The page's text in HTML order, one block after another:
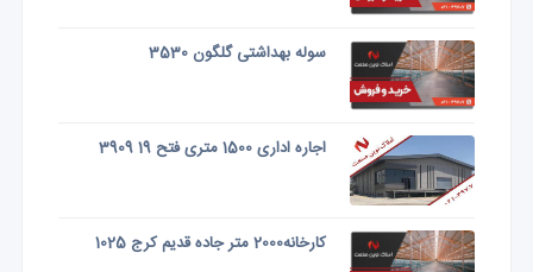
سوله بهداشتی گلگون 3530
اجاره اداری 1500 متری فتح 19 3909
کارخانه2000 متر جاده قدیم کرج 1025